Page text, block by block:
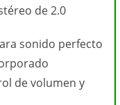
de 2.0
sonido perfecto
de volumen y